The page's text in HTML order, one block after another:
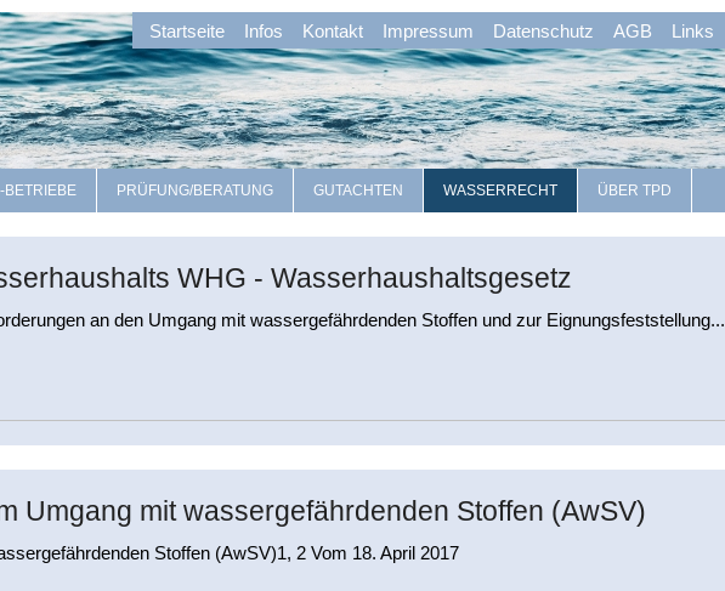
Startseite Infos Kontakt Impressum Datenschutz AGB Links
BETRIEBE PRÜFUNG/BERATUNG GUTACHTEN WASSERRECHT ÜBER TPD
WHG - Wasserhaushaltsgesetz
an den Umgang mit wassergefährdenden Stoffen und zur Eignungsfeststellung...
Umgang mit wassergefährdenden Stoffen (AwSV)
Stoffen (AwSV)1, 2 Vom 18. April 2017